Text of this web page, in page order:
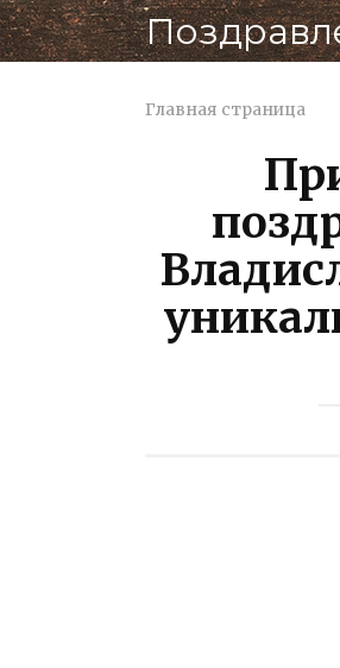
Перейти
к
Главная страница